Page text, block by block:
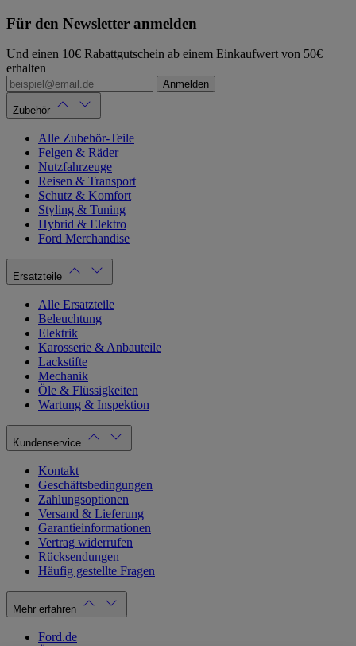
Für den Newsletter anmelden
Und einen 10€ Rabattgutschein ab einem Einkaufwert von 50€
erhalten
Anmelden
Zubehör
Alle Zubehör-Teile
Felgen & Räder
Nutzfahrzeuge
Reisen & Transport
Schutz & Komfort
Styling & Tuning
Hybrid & Elektro
Ford Merchandise
Ersatzteile
Alle Ersatzteile
Beleuchtung
Elektrik
Karosserie & Anbauteile
Lackstifte
Mechanik
Öle & Flüssigkeiten
Wartung & Inspektion
Kundenservice
Kontakt
Geschäftsbedingungen
Zahlungsoptionen
Versand & Lieferung
Garantieinformationen
Vertrag widerrufen
Rücksendungen
Häufig gestellte Fragen
Mehr erfahren
Ford.de